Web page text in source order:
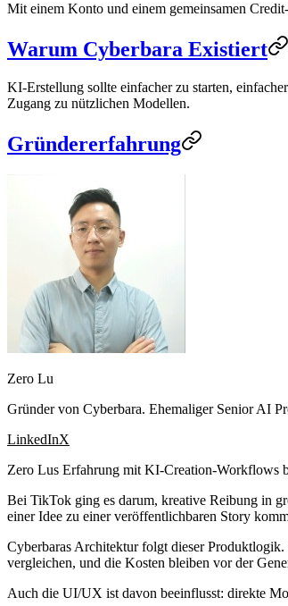
Mit einem Konto und einem gemeinsamen
Warum Cyberbara Existiert
KI-Erstellung sollte einfacher zu starten,
Zugang zu nützlichen Modellen.
Gründererfahrung
Zero Lu
Gründer von Cyberbara. Ehemaliger Senior AI
LinkedInX
Zero Lus Erfahrung mit KI-Creation-Workflows
Bei TikTok ging es darum, kreative Reibung in
einer Idee zu einer veröffentlichbaren Story
Cyberbaras Architektur folgt dieser
vergleichen, und die Kosten bleiben vor der
Auch die UI/UX ist davon beeinflusst: direkte